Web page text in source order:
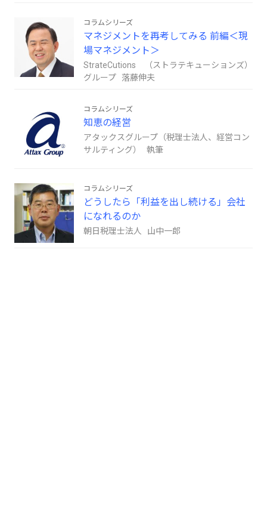
コラムシリーズ
マネジメントを再考してみる 前編＜現
場マネジメント＞
StrateCutions （ストラテキューションズ）
グループ 落藤伸夫
コラムシリーズ
知恵の経営
アタックスグループ（税理士法人、経営コン
サルティング） 執筆
コラムシリーズ
どうしたら「利益を出し続ける」会社
になれるのか
朝日税理士法人 山中一郎